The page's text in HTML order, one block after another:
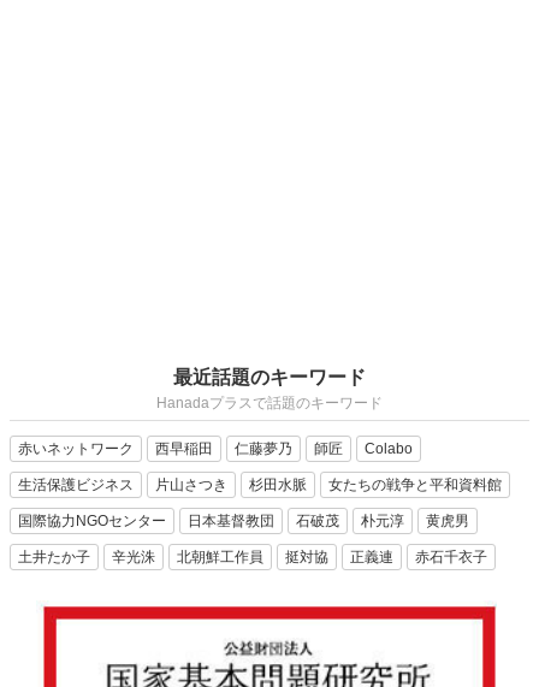
最近話題のキーワード
Hanadaプラスで話題のキーワード
赤いネットワーク 西早稲田 仁藤夢乃 師匠 Colabo
生活保護ビジネス 片山さつき 杉田水脈 女たちの戦争と平和資料館
国際協力NGOセンター 日本基督教団 石破茂 朴元淳 黄虎男
土井たか子 辛光洙 北朝鮮工作員 挺対協 正義連 赤石千衣子